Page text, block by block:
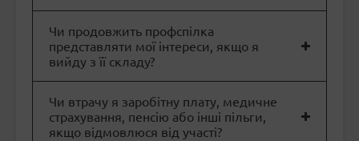
Чи продовжить профспілка
представляти мої інтереси, якщо я
вийду з її складу?
Чи втрачу я заробітну плату, медичне
страхування, пенсію або інші пільги,
якщо відмовлюся від участі?